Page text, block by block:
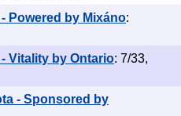
Powered by Mixáno:
Vitality by Ontario: 7/33,
- Sponsored by